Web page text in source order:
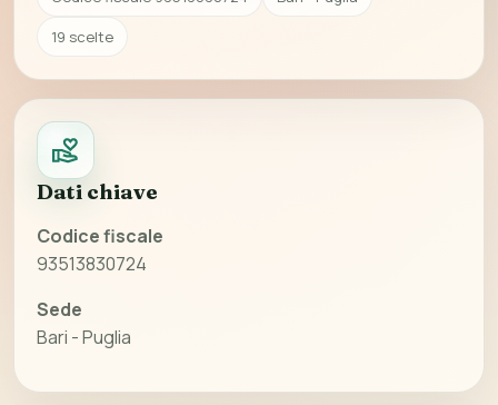
19 scelte
Dati chiave
Codice fiscale
93513830724
Sede
Bari - Puglia